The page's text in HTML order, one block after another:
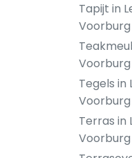
Tapijt in
Voorburg
Voorburg
Tegels in
Voorburg
Terras in
Voorburg